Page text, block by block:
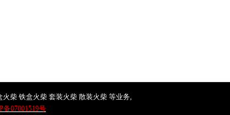
柴 铁盒火柴 套装火柴 散装火柴 等业务,
备07001519号